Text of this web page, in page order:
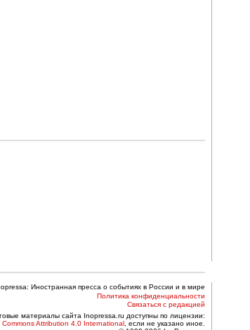
Иностранная пресса о событиях в России и в мире
Политика конфиденциальности
Связаться с редакцией
материалы сайта Inopressa.ru доступны по лицензии:
Commons Attribution 4.0 International , если не указано иное.